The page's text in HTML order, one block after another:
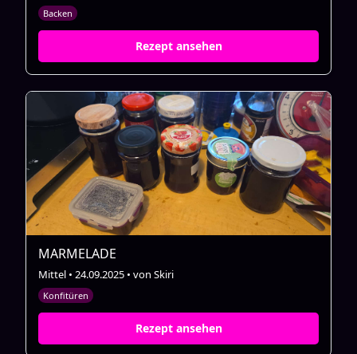
Backen
Rezept ansehen
MARMELADE
Mittel • 24.09.2025 • von Skiri
Konfitüren
Rezept ansehen